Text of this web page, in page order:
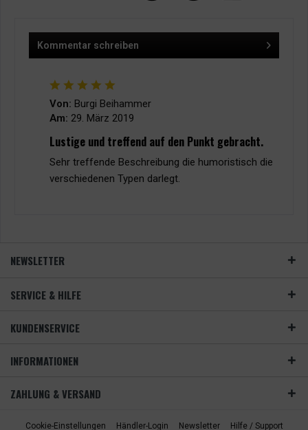
Kommentar schreiben
Von: Burgi Beihammer
Am: 29. März 2019
Lustige und treffend auf den Punkt gebracht.
Sehr treffende Beschreibung die humoristisch die
verschiedenen Typen darlegt.
NEWSLETTER
SERVICE & HILFE
KUNDENSERVICE
INFORMATIONEN
ZAHLUNG & VERSAND
Cookie-Einstellungen Händler-Login Newsletter Hilfe / Support